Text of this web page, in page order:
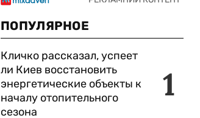
ПОПУЛЯРНОЕ
1
Кличко рассказал, успеет
ли Киев восстановить
энергетические объекты к
началу отопительного
сезона